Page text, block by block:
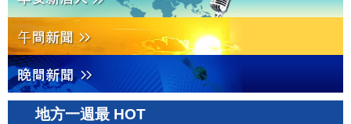
地方一週最 HOT